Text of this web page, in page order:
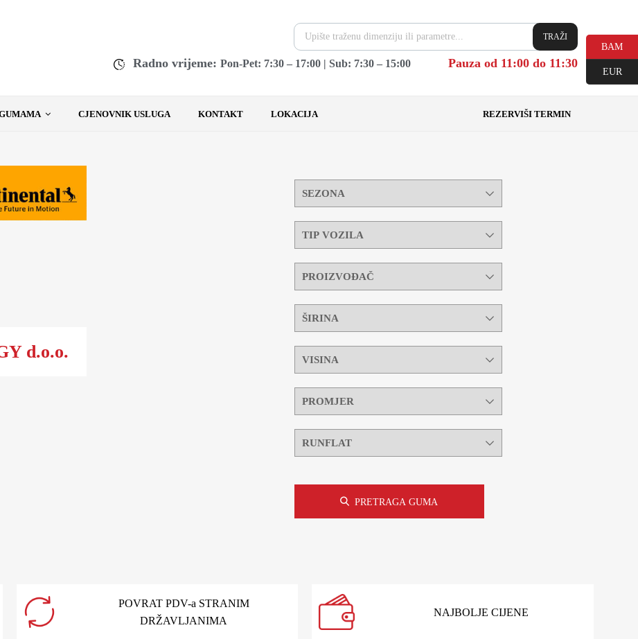
TRAŽI
Radno vrijeme: Pon-Pet: 7:30 – 17:00 | Sub: 7:30 – 15:00 Pauza od 11:00 do 11:30
CJENOVNIK USLUGA KONTAKT LOKACIJA REZERVIŠI TERMIN
d.o.o.
PRETRAGA GUMA
POVRAT PDV-a STRANIM
DRŽAVLJANIMA
NAJBOLJE CIJENE
BAM
EUR